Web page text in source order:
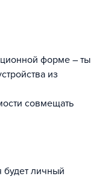
из
совмещать